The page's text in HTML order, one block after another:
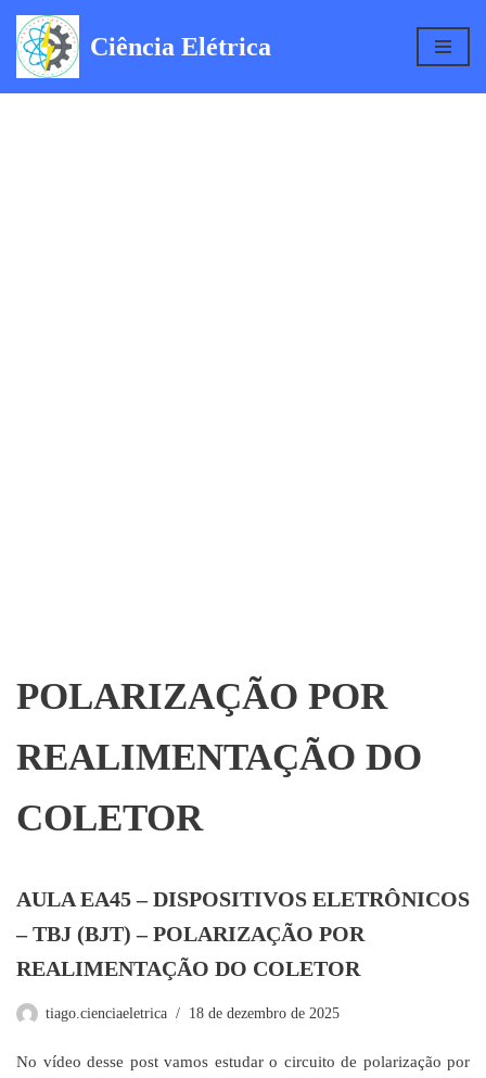
Pular
Ciência Elétrica
POLARIZAÇÃO POR
REALIMENTAÇÃO DO
COLETOR
AULA EA45 – DISPOSITIVOS ELETRÔNICOS
– TBJ (BJT) – POLARIZAÇÃO POR
REALIMENTAÇÃO DO COLETOR
tiago.cienciaeletrica 18 de dezembro de 2025
No vídeo desse post vamos estudar o circuito de polarização por